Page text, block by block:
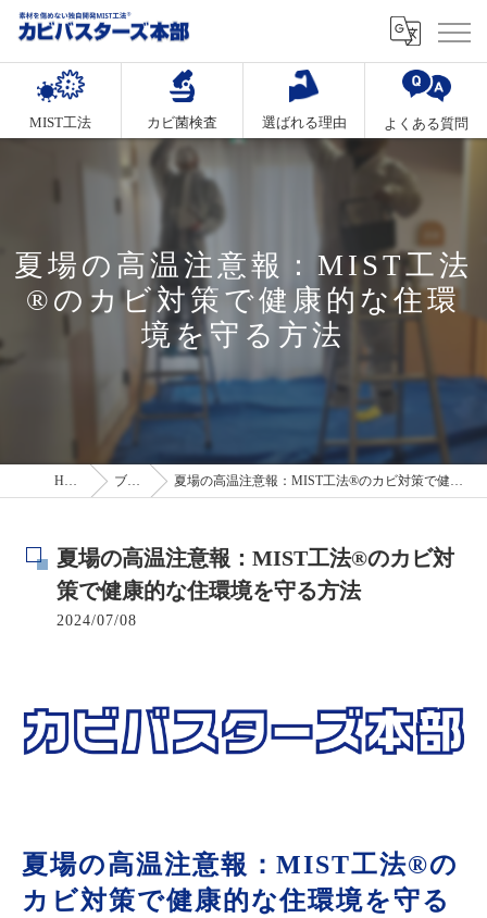
MIST工法 カビ菌検査 選ばれる理由 よくある質問
夏場の高温注意報：MIST工法
®のカビ対策で健康的な住環
境を守る方法
HOME ブログ 夏場の高温注意報：MIST工法®のカビ対策で健康的な住環境を守る方法
夏場の高温注意報：MIST工法®のカビ対
策で健康的な住環境を守る方法
2024/07/08
夏場の高温注意報：MIST工法®の
カビ対策で健康的な住環境を守る